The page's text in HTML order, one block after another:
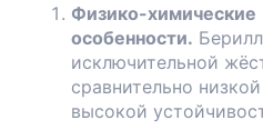
Физико-химические
особенности.
исключительной
сравнительно
высокой